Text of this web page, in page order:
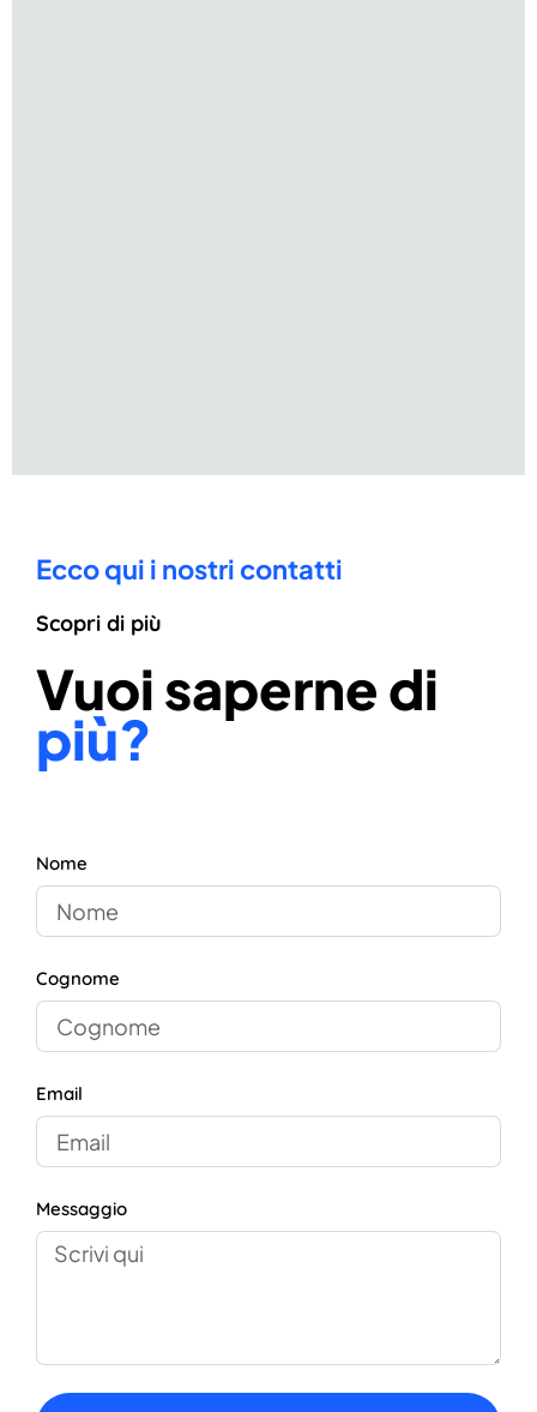
Ecco qui i nostri contatti
Scopri di più
Vuoi saperne di
più?
Nome
Cognome
Email
Messaggio